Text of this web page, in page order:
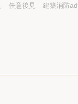
任意後見 建築消防